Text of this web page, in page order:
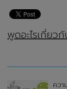
พูดอะไรเกี่ยว
ควา